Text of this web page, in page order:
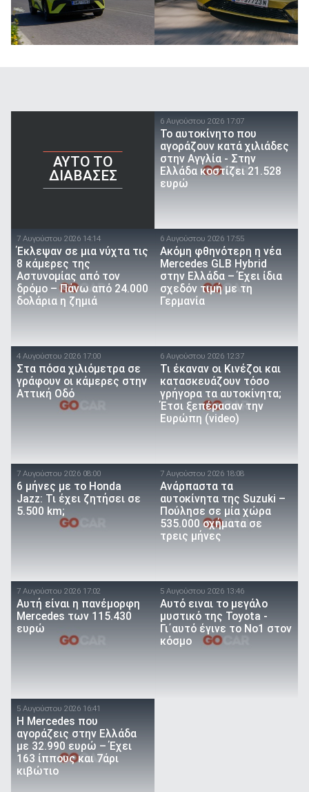
AYTO TO
ΔΙΑΒΑΣΕΣ
6 Αυγούστου 2026 17:07
To αυτοκίνητο που
αγοράζουν κατά χιλιάδες
στην Αγγλία - Στην
Ελλάδα κοστίζει 21.528
ευρώ
7 Αυγούστου 2026 14:14
Έκλεψαν σε μια νύχτα τις
8 κάμερες της
Αστυνομίας από τον
δρόμο – Πάνω από 24.000
δολάρια η ζημιά
6 Αυγούστου 2026 17:55
Ακόμη φθηνότερη η νέα
Mercedes GLB Hybrid
στην Ελλάδα – Έχει ίδια
σχεδόν τιμή με τη
Γερμανία
4 Αυγούστου 2026 17:00
Στα πόσα χιλιόμετρα σε
γράφουν οι κάμερες στην
Αττική Οδό
6 Αυγούστου 2026 12:37
Τι έκαναν οι Κινέζοι και
κατασκευάζουν τόσο
γρήγορα τα αυτοκίνητα;
Έτσι ξεπέρασαν την
Ευρώπη (video)
7 Αυγούστου 2026 08:00
6 μήνες με το Honda
Jazz: Τι έχει ζητήσει σε
5.500 km;
7 Αυγούστου 2026 18:08
Ανάρπαστα τα
αυτοκίνητα της Suzuki –
Πούλησε σε μία χώρα
535.000 οχήματα σε
τρεις μήνες
7 Αυγούστου 2026 17:02
Αυτή είναι η πανέμορφη
Mercedes των 115.430
ευρώ
5 Αυγούστου 2026 13:46
Αυτό ειναι τo μεγάλο
μυστικό της Toyota -
Γι΄αυτό έγινε το Νο1 στον
κόσμο
5 Αυγούστου 2026 16:41
Η Mercedes που
αγοράζεις στην Ελλάδα
με 32.990 ευρώ – Έχει
163 ίππους και 7άρι
κιβώτιο